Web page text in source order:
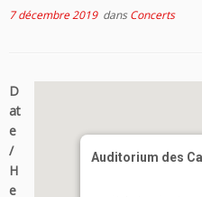
7 décembre 2019dansConcerts
Auditorium des
D
at
e
/
H
e